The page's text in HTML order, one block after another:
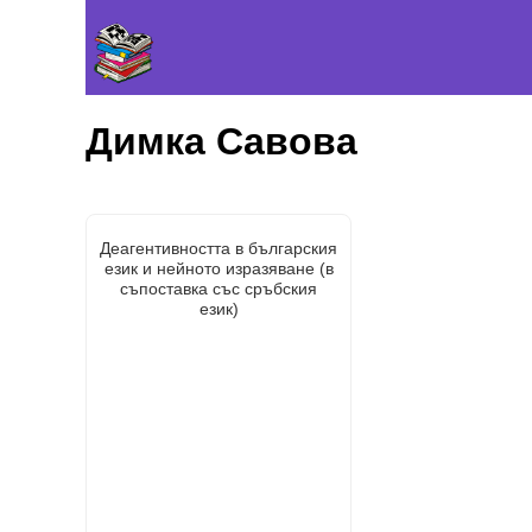
Димка Савова
Деагентивността в българския
език и нейното изразяване (в
съпоставка със сръбския
език)